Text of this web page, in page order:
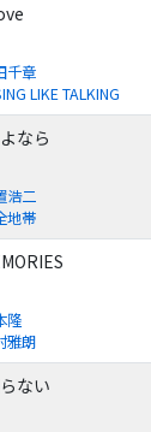
千章
LIKE TALKING
なら
浩二
地帯
隆
雅朗
ない